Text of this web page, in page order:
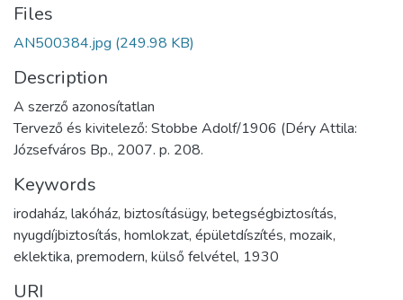
Files
AN500384.jpg (249.98 KB)
Description
A szerző azonosítatlan
Tervező és kivitelező: Stobbe Adolf/1906 (Déry Attila:
Józsefváros Bp., 2007. p. 208.
Keywords
irodaház, lakóház, biztosításügy, betegségbiztosítás,
nyugdíjbiztosítás, homlokzat, épületdíszítés, mozaik,
eklektika, premodern, külső felvétel, 1930
URI